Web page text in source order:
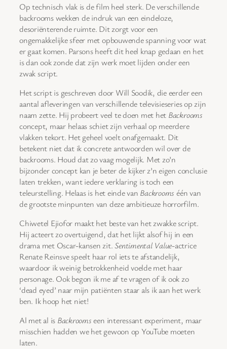
Op technisch vlak is de film heel sterk. De verschillende
backrooms wekken de indruk van een eindeloze,
desoriënterende ruimte. Dit zorgt voor een
ongemakkelijke sfeer met opbouwende spanning voor wat
er gaat komen. Parsons heeft dit heel knap gedaan en het
is dan ook zonde dat zijn werk moet lijden onder een
zwak script.
Het script is geschreven door Will Soodik, die eerder een
aantal afleveringen van verschillende televisieseries op zijn
naam zette. Hij probeert veel te doen met het Backrooms
concept, maar helaas schiet zijn verhaal op meerdere
vlakken tekort. Het geheel voelt onafgemaakt. Dit
betekent niet dat ik concrete antwoorden wil over de
backrooms. Houd dat zo vaag mogelijk. Met zo’n
bijzonder concept kan je beter de kijker z’n eigen conclusie
laten trekken, want iedere verklaring is toch een
teleurstelling. Helaas is het einde van Backrooms één van
de grootste minpunten van deze ambitieuze horrorfilm.
Chiwetel Ejiofor maakt het beste van het zwakke script.
Hij acteert zo overtuigend, dat het lijkt alsof hij in een
drama met Oscar-kansen zit.Sentimental Value-actrice
Renate Reinsve speelt haar rol iets te afstandelijk,
waardoor ik weinig betrokkenheid voelde met haar
personage. Ook begon ik me af te vragen of ik ook zo
‘dead eyed’ naar mijn patiënten staar als ik aan het werk
ben. Ik hoop het niet!
Al met al is Backroomseen interessant experiment, maar
misschien hadden we het gewoon op YouTube moeten
laten.